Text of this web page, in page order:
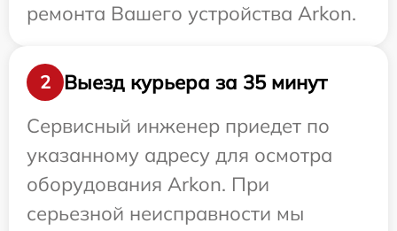
ремонта Вашего устройства Arkon.
2
Выезд курьера за 35 минут
Сервисный инженер приедет по
указанному адресу для осмотра
оборудования Arkon. При
серьезной неисправности мы